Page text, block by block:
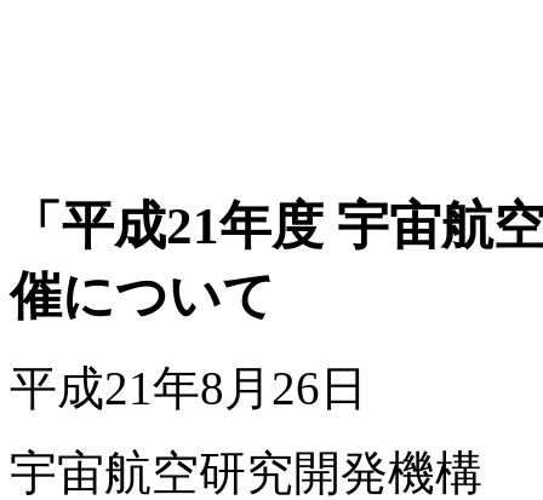
「平成21年度 宇宙航
催について
平成21年8月26日
宇宙航空研究開発機構